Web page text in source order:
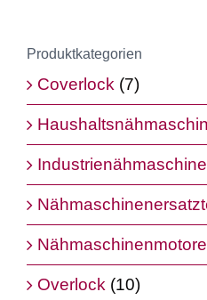
Produktkategorien
Coverlock (7)
Overlock (10)